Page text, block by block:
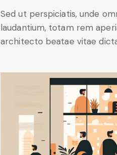
Sed ut perspiciatis, unde
laudantium, totam rem
architecto beatae vitae